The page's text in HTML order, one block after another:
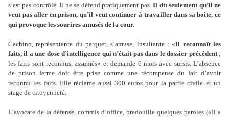
s’est pas contrôlé. Il ne se défend pra­ti­que­ment pas.Il dit seu­le­ment qu’il ne
veut pas aller en prison, qu’il veut conti­nuer à tra­vailler dans sa boîte, ce
qui pro­vo­que les sou­ri­res amusés de la cour.
Cachino, repré­sen­tante du par­quet, s’amuse, insul­tante : «Il reconnaît les
faits, il a une dose d’intel­li­gence qui n’était pas dans le dos­sier pré­cé­dent;
les faits sont reconnus, assu­més» et demande 6 mois avec sursis. L’absence
de prison ferme doit être prise comme une récom­pense du fait d’avoir
reconnu les faits. Elle réclame aussi 300 euros pour la partie civile et un
stage de citoyen­neté.
L’avo­cate de la défense, commis d’office, bre­douille quel­ques paro­les («Il a